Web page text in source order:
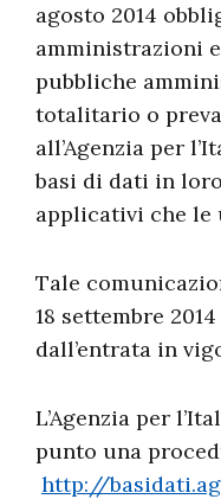
agosto 2014
amministrazioni
pubbliche
totalitario o
all’Agenzia per
basi di dati in
applicativi che le
Tale
18 settembre
dall’entrata in
L’Agenzia per
punto una
http://